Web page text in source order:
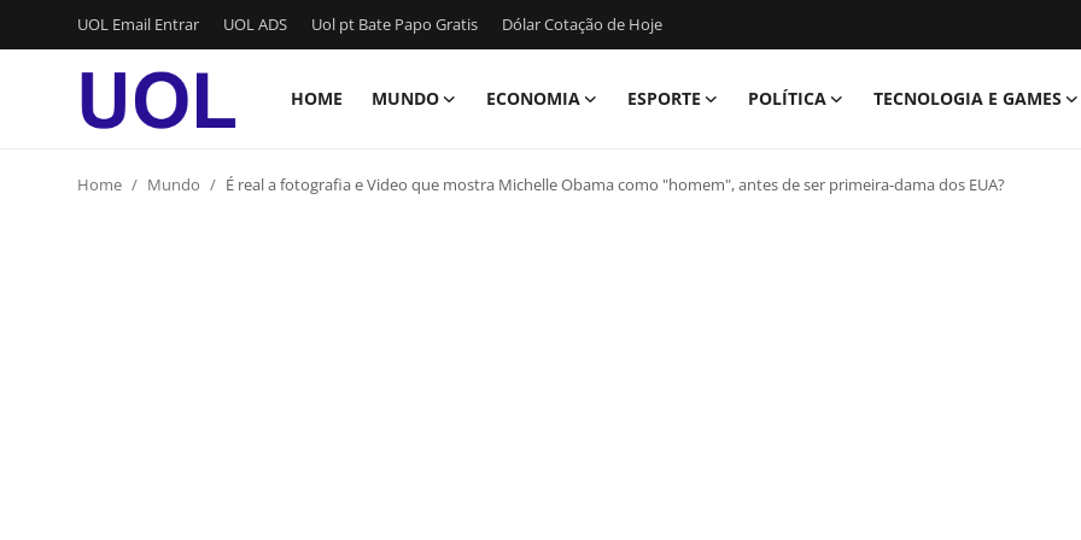
UOL Email Entrar UOL ADS Uol pt Bate Papo Gratis Dólar Cotação de Hoje
HOME MUNDO ECONOMIA ESPORTE POLÍTICA
TECNOLOGIA E GAMES
Login
Home Mundo É real a fotografia e Video que mostra Michelle Obama como "homem", antes de ser primeira-dama dos EUA?